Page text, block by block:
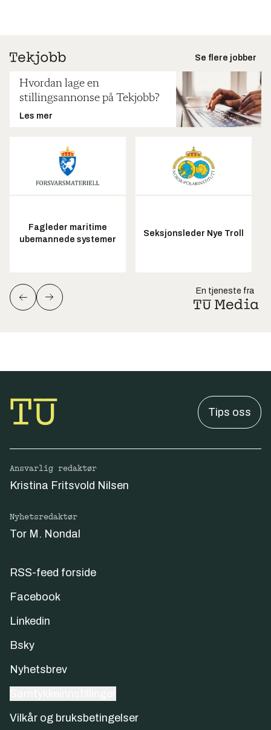
Se flere jobber
Hvordan lage en
stillingsannonse på Tekjobb?
Les mer
Fagleder maritime
ubemannede systemer
Seksjonsleder Nye Troll
En tjeneste fra
Tips oss
Ansvarlig redaktør
Kristina Fritsvold Nilsen
Nyhetsredaktør
Tor M. Nondal
RSS-feed forside
Facebook
Linkedin
Bsky
Nyhetsbrev
Vilkår og bruksbetingelser